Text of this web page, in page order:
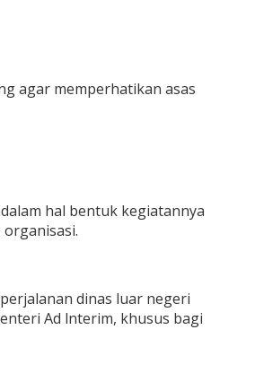
agar memperhatikan asas
hal bentuk kegiatannya
dinas luar negeri
Ad lnterim, khusus bagi